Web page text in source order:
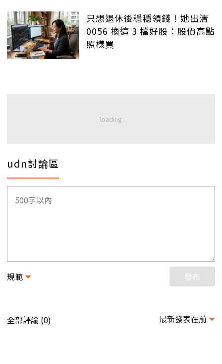
只想退休後穩穩領錢！她出清
0056 換這 3 檔好股：股價高點
照樣買
udn討論區
規範 發布
全部評論 (0) 最新發表在前